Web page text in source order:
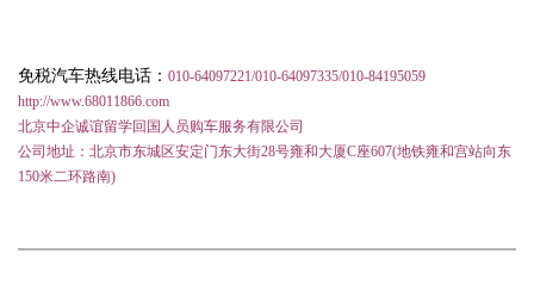
免税汽车热线电话： 010-64097221/010-64097335/010-84195059
http://www.68011866.com
北京中企诚谊留学回国人员购车服务有限公司
公司地址：北京市东城区安定门东大街28号雍和大厦C座607(地铁雍和宫站向东
150米二环路南)